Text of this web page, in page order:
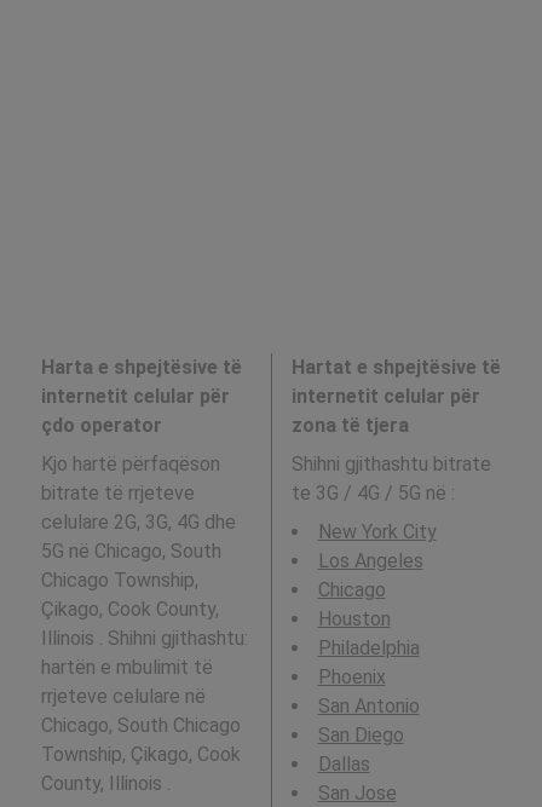
Harta e shpejtësive të
internetit celular për
çdo operator
Kjo hartë përfaqëson
bitrate të rrjeteve
celulare 2G, 3G, 4G dhe
5G në Chicago, South
Chicago Township,
Çikago, Cook County,
Illinois . Shihni gjithashtu:
hartën e mbulimit të
rrjeteve celulare në
Chicago, South Chicago
Township, Çikago, Cook
County, Illinois .
Hartat e shpejtësive të
internetit celular për
zona të tjera
Shihni gjithashtu bitrate
te 3G / 4G / 5G në :
New York City
Los Angeles
Chicago
Houston
Philadelphia
Phoenix
San Antonio
San Diego
Dallas
San Jose